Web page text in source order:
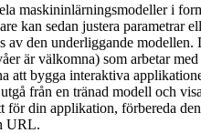
maskininlärningsmodeller i
kan sedan justera parametrar
av den underliggande
är välkomna) som arbetar
att bygga interaktiva
från en tränad modell och
för din applikation, förbereda
URL.